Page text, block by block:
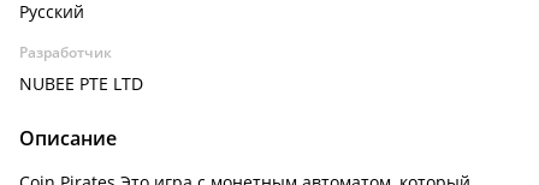
Русский
Разработчик
NUBEE PTE LTD
Описание